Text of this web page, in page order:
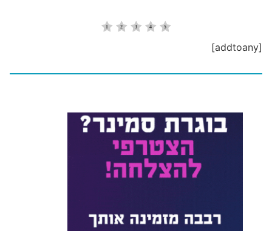
[addtoany]